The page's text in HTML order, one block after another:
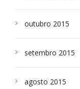
outubro 2015
setembro 2015
agosto 2015